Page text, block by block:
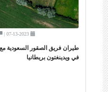
07-13-2023 |
0 |
طيران فريق الصقور السعودية مع
في ويدينغتون بريطانيا